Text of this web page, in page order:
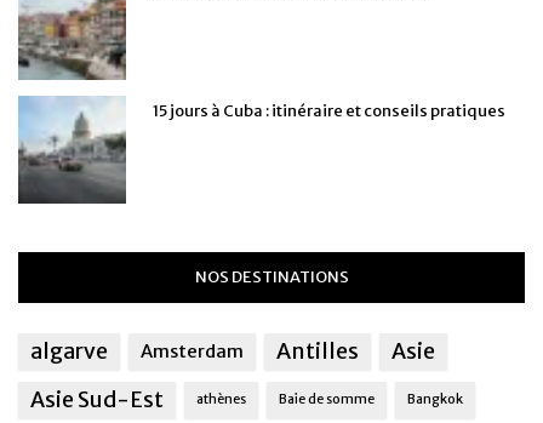
15 jours à Cuba : itinéraire et conseils pratiques
NOS DESTINATIONS
algarve Amsterdam Antilles
Asie
Asie Sud-Est
athènes Baie de somme Bangkok